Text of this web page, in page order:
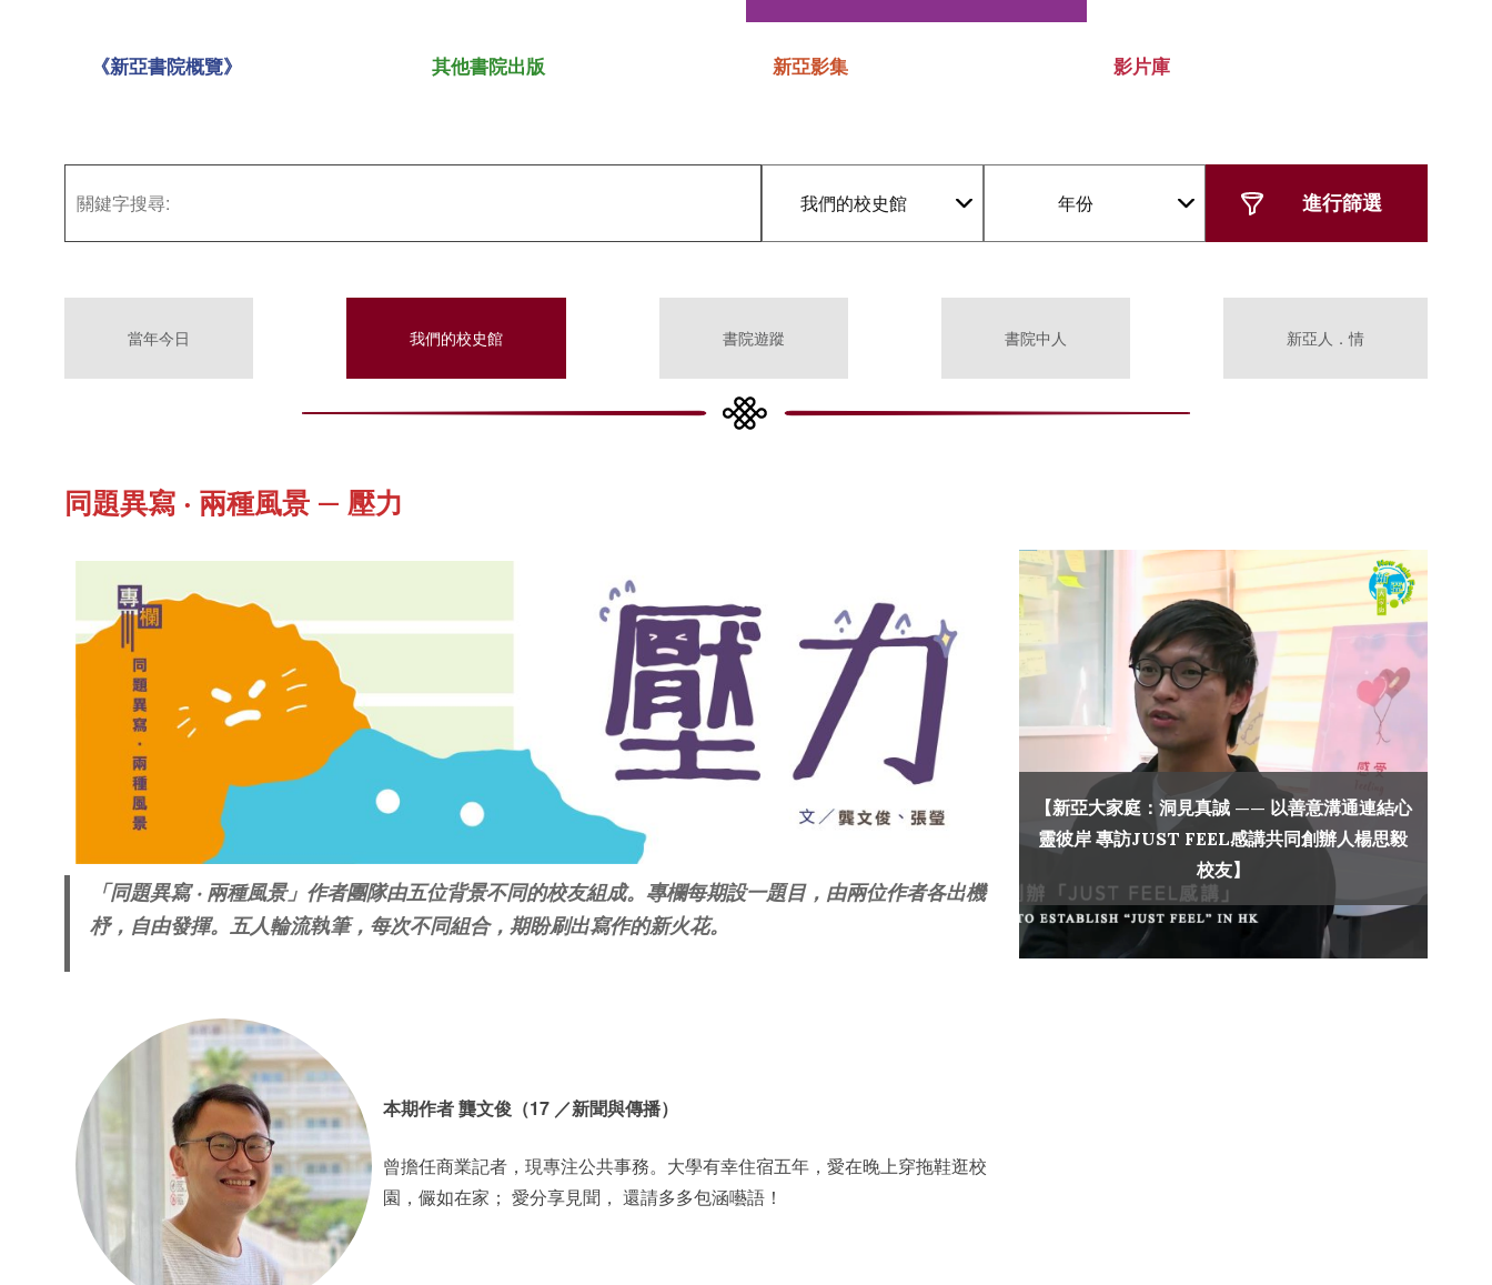
《新亞書院概覽》 其他書院出版 新亞影集 影片庫
我們的校史館 年份
當年今日 我們的校史館 書院遊蹤 書院中人 新亞人．情
同題異寫 ‧ 兩種風景 — 壓力
「同題異寫 ‧ 兩種風景」作者團隊由五位背景不同的校友組成。專欄每期設一題目，由兩位作者各出機
杼，自由發揮。五人輪流執筆，每次不同組合，期盼刷出寫作的新火花。
本期作者 龔文俊（17 ／新聞與傳播）
曾擔任商業記者，現專注公共事務。大學有幸住宿五年，愛在晚上穿拖鞋逛校
園，儼如在家； 愛分享見聞， 還請多多包涵囈語！
【新亞大家庭：洞見真誠 —— 以善意溝通連結心
靈彼岸 專訪JUST FEEL感講共同創辦人楊思毅
校友】